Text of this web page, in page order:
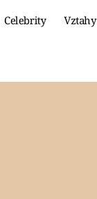
Celebrity Vztahy